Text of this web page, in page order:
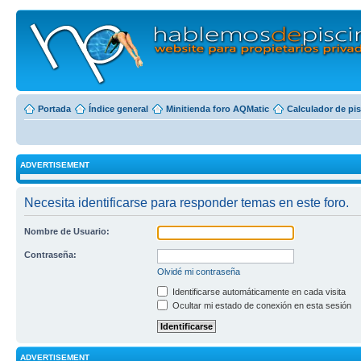
Portada Índice general Minitienda foro AQMatic Calculador de
ADVERTISEMENT
Necesita identificarse para responder temas en este foro.
Nombre de Usuario:
Contraseña:
Olvidé mi contraseña
Identificarse automáticamente en cada visita
Ocultar mi estado de conexión en esta sesión
ADVERTISEMENT